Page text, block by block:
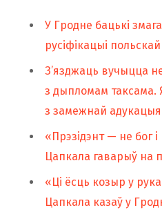
У Гродне бацькі
русіфікацыі
З’язджаць вучыцца
з дыпломам таксама.
з замежнай
«Прэзідэнт — не бог
Цапкала гаварыў на
«Ці ёсць козыр у
Цапкала казаў у